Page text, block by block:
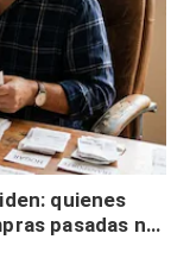
quienes
pasadas no
necesidad de